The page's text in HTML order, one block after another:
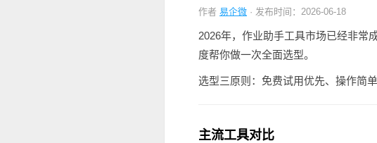
作者 易企微 · 发布时间：2026-06-18
2026年，作业助手工具市场已经非常
度帮你做一次全面选型。
选型三原则：免费试用优先、操作简
主流工具对比